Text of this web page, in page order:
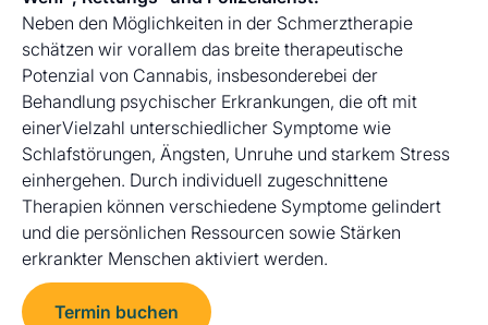
Neben den Möglichkeiten in der Schmerztherapie
schätzen wir vorallem das breite therapeutische
Potenzial von Cannabis, insbesonderebei der
Behandlung psychischer Erkrankungen, die oft mit
einerVielzahl unterschiedlicher Symptome wie
Schlafstörungen, Ängsten, Unruhe und starkem Stress
einhergehen. Durch individuell zugeschnittene
Therapien können verschiedene Symptome gelindert
und die persönlichen Ressourcen sowie Stärken
erkrankter Menschen aktiviert werden.
Termin buchen